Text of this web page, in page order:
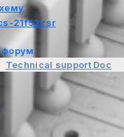
21f52zsr
форум
Technical support Doc